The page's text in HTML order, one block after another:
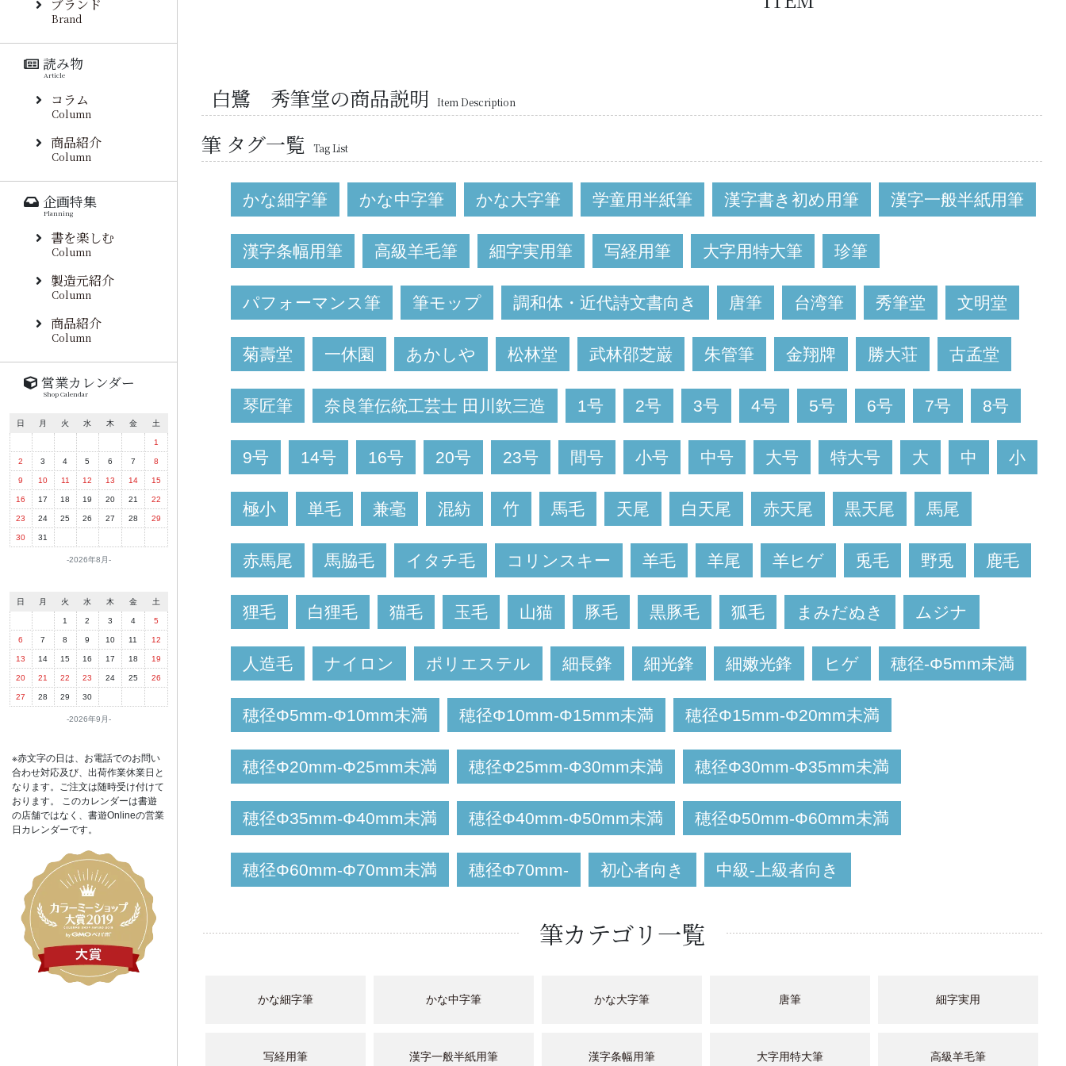
白鷺 秀筆堂の商品説明 Item Description
筆 タグ一覧 Tag List
かな細字筆 かな中字筆 かな大字筆 学童用半紙筆 漢字書き初め用筆 漢字一般半紙用筆
漢字条幅用筆 高級羊毛筆 細字実用筆 写経用筆 大字用特大筆 珍筆
パフォーマンス筆 筆モップ 調和体・近代詩文書向き 唐筆 台湾筆 秀筆堂 文明堂
菊壽堂 一休園 あかしや 松林堂 武林邵芝巌 朱管筆 金翔牌 勝大荘 古孟堂
琴匠筆 奈良筆伝統工芸士 田川欽三造 1号 2号 3号 4号 5号 6号 7号 8号
9号 14号 16号 20号 23号 間号 小号 中号 大号 特大号 大 中 小
極小 単毛 兼毫 混紡 竹 馬毛 天尾 白天尾 赤天尾 黒天尾 馬尾
赤馬尾 馬脇毛 イタチ毛 コリンスキー 羊毛 羊尾 羊ヒゲ 兎毛 野兎 鹿毛
狸毛 白狸毛 猫毛 玉毛 山猫 豚毛 黒豚毛 狐毛 まみだぬき ムジナ
人造毛 ナイロン ポリエステル 細長鋒 細光鋒 細嫩光鋒 ヒゲ 穂径-Φ5mm未満
穂径Φ5mm-Φ10mm未満 穂径Φ10mm-Φ15mm未満 穂径Φ15mm-Φ20mm未満
穂径Φ20mm-Φ25mm未満 穂径Φ25mm-Φ30mm未満 穂径Φ30mm-Φ35mm未満
穂径Φ35mm-Φ40mm未満 穂径Φ40mm-Φ50mm未満 穂径Φ50mm-Φ60mm未満
穂径Φ60mm-Φ70mm未満 穂径Φ70mm- 初心者向き 中級-上級者向き
筆カテゴリ一覧
かな細字筆 かな中字筆 かな大字筆 唐筆 細字実用
写経用筆 漢字一般半紙用筆 漢字条幅用筆 大字用特大筆 高級羊毛筆
ブランド
Brand
読み物
Article
コラム
Column
商品紹介
Column
企画特集
Planning
書を楽しむ
Column
製造元紹介
Column
商品紹介
Column
営業カレンダー
Shop Calendar
2026年8月
日 月 火 水 木 金 土
1
2 3 4 5 6 7 8
9 10 11 12 13 14 15
16 17 18 19 20 21 22
23 24 25 26 27 28 29
30 31
2026年9月
日 月 火 水 木 金 土
1 2 3 4 5
6 7 8 9 10 11 12
13 14 15 16 17 18 19
20 21 22 23 24 25 26
27 28 29 30
※赤文字の日は、お電話でのお問い
合わせ対応及び、出荷作業休業日と
なります。ご注文は随時受け付けて
おります。 このカレンダーは書遊
の店舗ではなく、書遊Onlineの営業
日カレンダーです。